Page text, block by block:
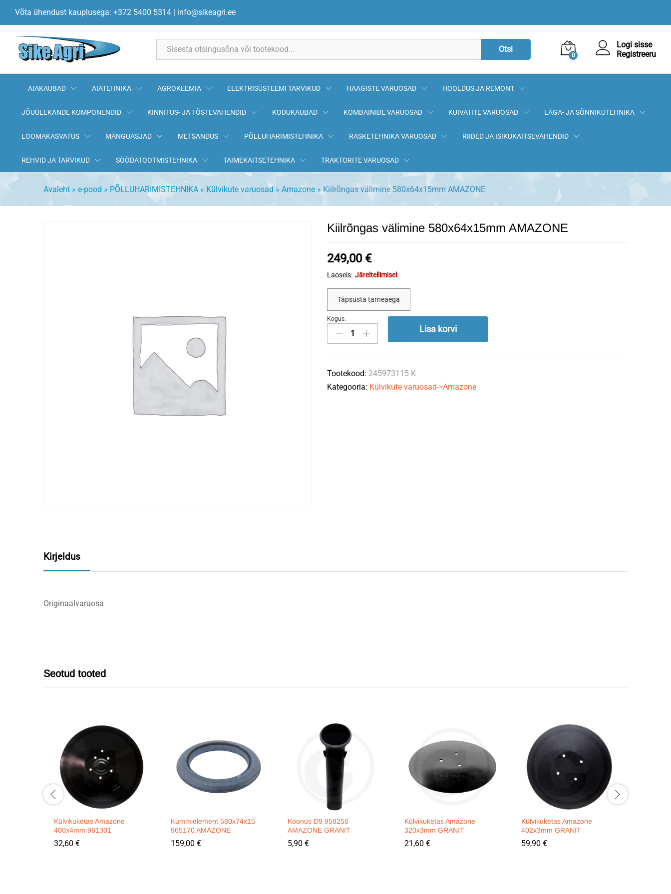
Võta ühendust kauplusega: +372 5400 5314 | info@sikeagri.ee
Otsi
0
Logi sisse
Registreeru
AIAKAUBAD AIATEHNIKA AGROKEEMIA ELEKTRISÜSTEEMI TARVIKUD HAAGISTE VARUOSAD HOOLDUS JA REMONT
JÕUÜLEKANDE KOMPONENDID KINNITUS- JA TÕSTEVAHENDID KODUKAUBAD KOMBAINIDE VARUOSAD KUIVATITE VARUOSAD LÄGA- JA SÕNNIKUTEHNIKA
LOOMAKASVATUS MÄNGUASJAD METSANDUS PÕLLUHARIMISTEHNIKA RASKETEHNIKA VARUOSAD RIIDED JA ISIKUKAITSEVAHENDID
REHVID JA TARVIKUD SÖÖDATOOTMISTEHNIKA TAIMEKAITSETEHNIKA TRAKTORITE VARUOSAD
Avaleht » e-pood » PÕLLUHARIMISTEHNIKA » Külvikute varuosad» Amazone » Kiilrõngas välimine 580x64x15mm AMAZONE
Kiilrõngas välimine 580x64x15mm AMAZONE
249,00 €
Laoseis: Järeltellimisel
Täpsusta tarneaega
Kiilrõngas
välimine
AMAZONE
quantity
Kogus:
Lisa korvi
Tootekood: 245973115 K
Kategooria: Külvikute varuosad->Amazone
Kirjeldus
Originaalvaruosa
Seotud tooted
Külvikuketas Amazone
400x4mm 961301
32,60 €
Kummielement 580x74x15
965170 AMAZONE
159,00 €
Koonus D9 958256
AMAZONE GRANIT
5,90 €
Külvikuketas Amazone
320x3mm GRANIT
21,60 €
Külvikuketas Amazone
402x3mm GRANIT
59,90 €
Kirjeldus